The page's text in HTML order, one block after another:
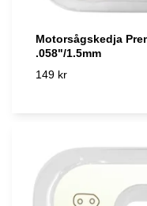
Motorsågskedja
.058"/1.5mm
149 kr